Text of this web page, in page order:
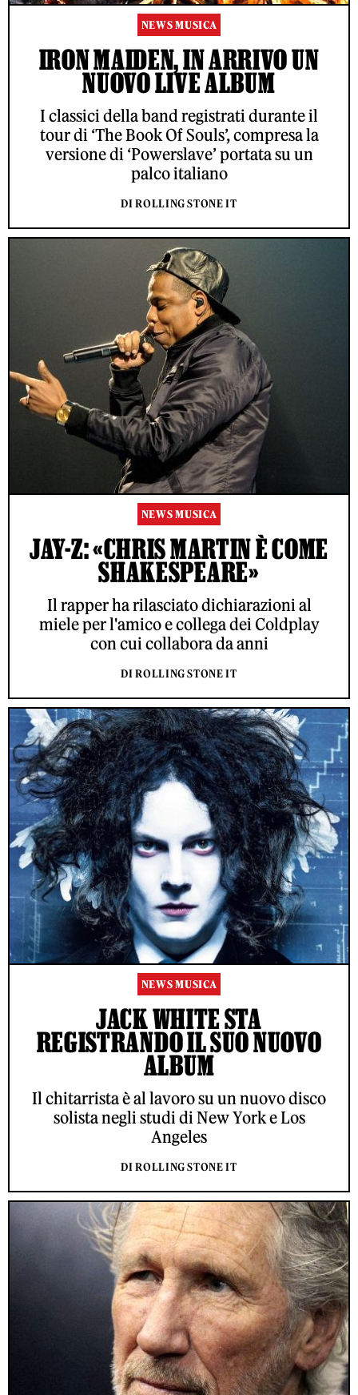
NEWS MUSICA
IRON MAIDEN, IN ARRIVO UN
NUOVO LIVE ALBUM
I classici della band registrati durante il
tour di ‘The Book Of Souls’, compresa la
versione di ‘Powerslave’ portata su un
palco italiano
DI ROLLING STONE IT
NEWS MUSICA
JAY-Z: «CHRIS MARTIN È COME
SHAKESPEARE»
Il rapper ha rilasciato dichiarazioni al
miele per l'amico e collega dei Coldplay
con cui collabora da anni
DI ROLLING STONE IT
NEWS MUSICA
JACK WHITE STA
REGISTRANDO IL SUO NUOVO
ALBUM
Il chitarrista è al lavoro su un nuovo disco
solista negli studi di New York e Los
Angeles
DI ROLLING STONE IT